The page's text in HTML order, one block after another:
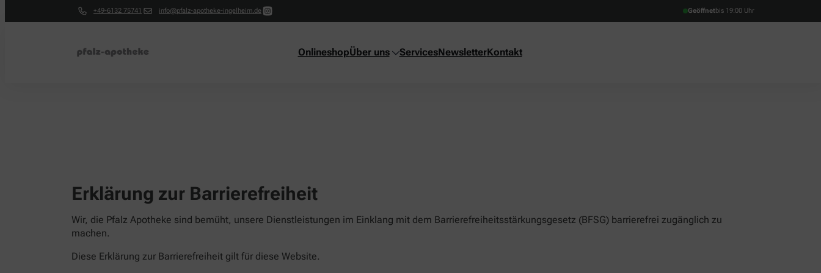
+49-6132 75741 info@pfalz-apotheke-ingelheim.de Geöffnetbis 19:00 Uhr
OnlineshopÜber uns ServicesNewsletterKontakt
Erklärung zur Barrierefreiheit
Wir, die Pfalz Apotheke sind bemüht, unsere Dienstleistungen im Einklang mit dem Barrierefreiheitsstärkungsgesetz (BFSG) barrierefrei zugänglich zu
machen.
Diese Erklärung zur Barrierefreiheit gilt für diese Website.